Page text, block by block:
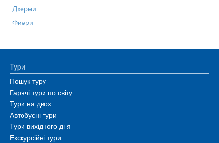
Дхерми
Фиери
Тури
Пошук туру
Гарячі тури по світу
Тури на двох
Автобусні тури
Тури вихідного дня
Екскурсійні тури